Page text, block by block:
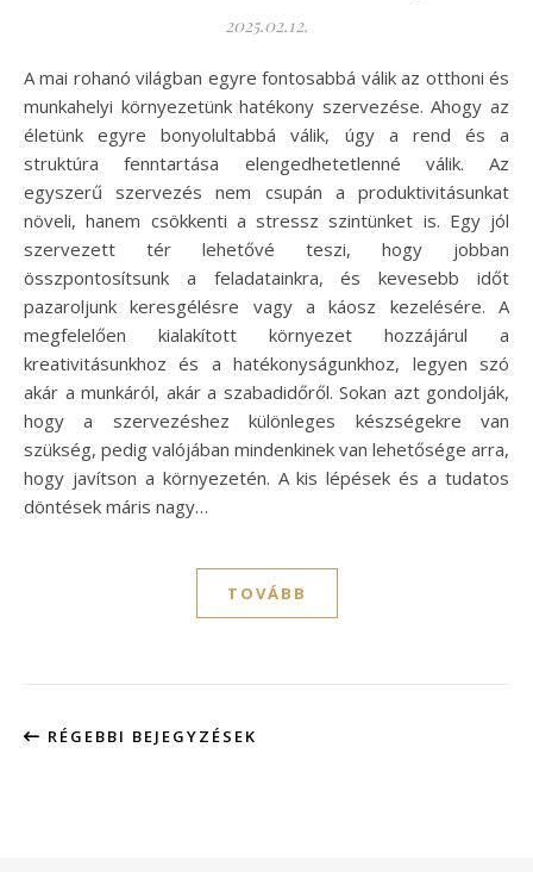
2025.02.12.
A mai rohanó világban egyre fontosabbá válik az otthoni és
munkahelyi környezetünk hatékony szervezése. Ahogy az
életünk egyre bonyolultabbá válik, úgy a rend és a
struktúra fenntartása elengedhetetlenné válik. Az
egyszerű szervezés nem csupán a produktivitásunkat
növeli, hanem csökkenti a stressz szintünket is. Egy jól
szervezett tér lehetővé teszi, hogy jobban
összpontosítsunk a feladatainkra, és kevesebb időt
pazaroljunk keresgélésre vagy a káosz kezelésére. A
megfelelően kialakított környezet hozzájárul a
kreativitásunkhoz és a hatékonyságunkhoz, legyen szó
akár a munkáról, akár a szabadidőről. Sokan azt gondolják,
hogy a szervezéshez különleges készségekre van
szükség, pedig valójában mindenkinek van lehetősége arra,
hogy javítson a környezetén. A kis lépések és a tudatos
döntések máris nagy…
TOVÁBB
RÉGEBBI BEJEGYZÉSEK